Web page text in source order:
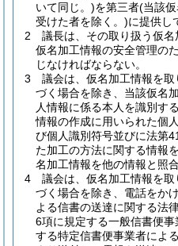
いて同じ。)を第三者(当該
受けた者を除く。)に提供し
2
議長は、その取り扱う仮
仮名加工情報の安全管理の
じなければならない。
3
議会は、仮名加工情報を
づく場合を除き、当該仮名
人情報に係る本人を識別す
情報の作成に用いられた個
び個人識別符号並びに法第
た加工の方法に関する情報
名加工情報を他の情報と照
4
議会は、仮名加工情報を
づく場合を除き、電話をか
よる信書の送達に関する法
6項に規定する一般信書便
する特定信書便事業者によ